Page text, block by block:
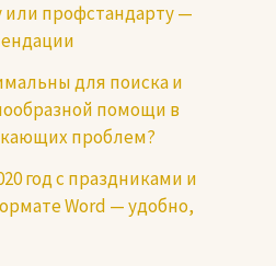
или профстандарту —
для поиска и
помощи в
проблем?
год с праздниками и
Word — удобно,